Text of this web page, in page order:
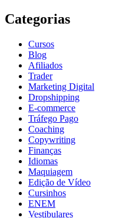
Categorias
Cursos
Blog
Afiliados
Trader
Marketing Digital
Dropshipping
E-commerce
Tráfego Pago
Coaching
Copywriting
Finanças
Idiomas
Maquiagem
Edição de Vídeo
Cursinhos
ENEM
Vestibulares